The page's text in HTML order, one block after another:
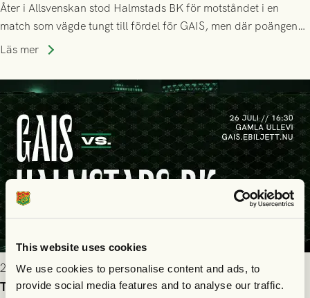
This website uses cookies
We use cookies to personalise content and ads, to
provide social media features and to analyse our traffic.
Åter i Allsvenskan stod Halmstads BK för motståndet i en
match som vägde tungt till fördel för GAIS, men där poängen
delades efter dramatik på tilläggstid.
Läs mer
2026-07-25 19:00
Truppen till GAIS - Halmstads BK 26/7